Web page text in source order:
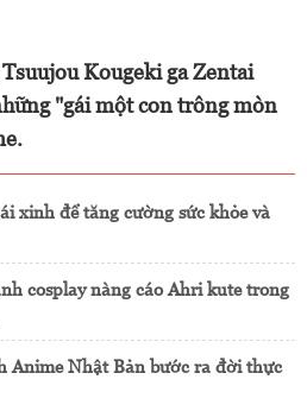
Kougeki ga Zentai
"gái một con trông mòn
xinh để tăng cường sức khỏe và
cosplay nàng cáo Ahri kute trong
Anime Nhật Bản bước ra đời thực